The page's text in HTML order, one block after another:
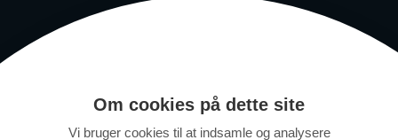
Navn
Om cookies på dette site
Vi bruger cookies til at indsamle og analysere